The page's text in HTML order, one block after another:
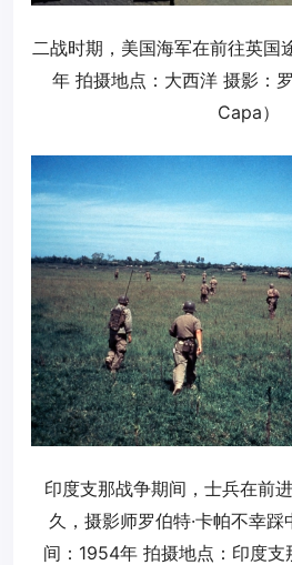
二战时期，美国海军在前往英国
年 拍摄地点：大西洋 摄影：
Capa）
印度支那战争期间，士兵在前
久，摄影师罗伯特·卡帕不幸
间：1954年 拍摄地点：印度支